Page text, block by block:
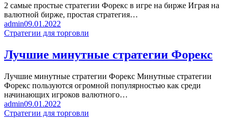
2 самые простые стратегии Форекс в игре на бирже Играя на
валютной бирже, простая стратегия…
admin09.01.2022
Стратегии для торговли
Лучшие минутные стратегии Форекс
Лучшие минутные стратегии Форекс Минутные стратегии
Форекс пользуются огромной популярностью как среди
начинающих игроков валютного…
admin09.01.2022
Стратегии для торговли